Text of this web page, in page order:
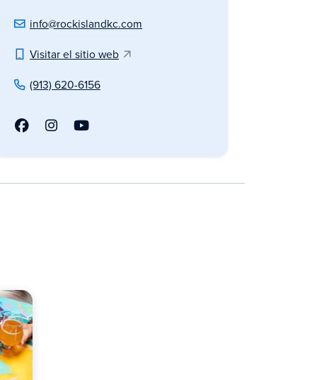
info@rockislandkc.com
Visitar el sitio web
(913) 620-6156